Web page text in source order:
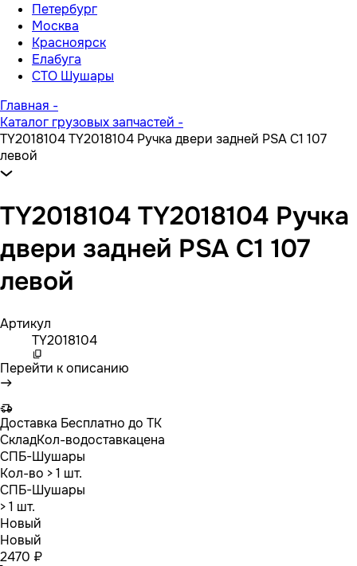
Петербург
Москва
Красноярск
Елабуга
СТО Шушары
Главная -
Каталог грузовых запчастей -
TY2018104 TY2018104 Ручка двери задней PSA C1 107
левой
TY2018104 TY2018104 Ручка
двери задней PSA C1 107
левой
Артикул
TY2018104
Перейти к описанию
Доставка Бесплатно до ТК
СкладКол-водоставкацена
СПБ-Шушары
Кол-во > 1 шт.
СПБ-Шушары
> 1 шт.
Новый
Новый
2470 ₽